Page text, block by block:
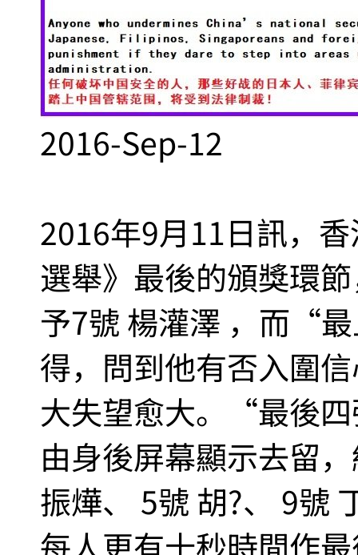
2016-Sep-12
2016年9月11日訊，
選舉》最後的頒獎環
予7號 楊灌澤 ，而“
得，問到他有否入圍
大失望愈大。“最後
由身後屏幕顯示去留
振燁、 5號 胡?、 9號
每人更有十秒時間作